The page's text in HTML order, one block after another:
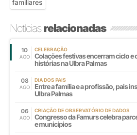
Notíciasrelacionadas
10
AGO
CELEBRAÇÃO
Colações festivas encerram ciclo e
histórias na Ulbra Palmas
08
AGO
DIA DOS PAIS
Entre a família e a profissão, pais
Ulbra Palmas
06
AGO
CRIAÇÃO DE OBSERVATÓRIO DE DADOS
Congresso da Famurs celebra
e municípios